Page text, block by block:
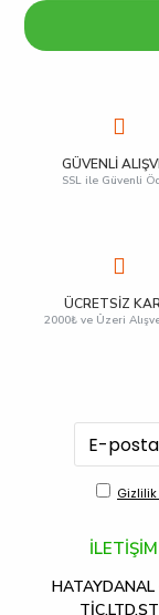
GÜVENLI
SSL ile Güvenli
ÜCRETSIZ
2000₺ ve Üzeri
İLETİŞİM
HATAYDANAL